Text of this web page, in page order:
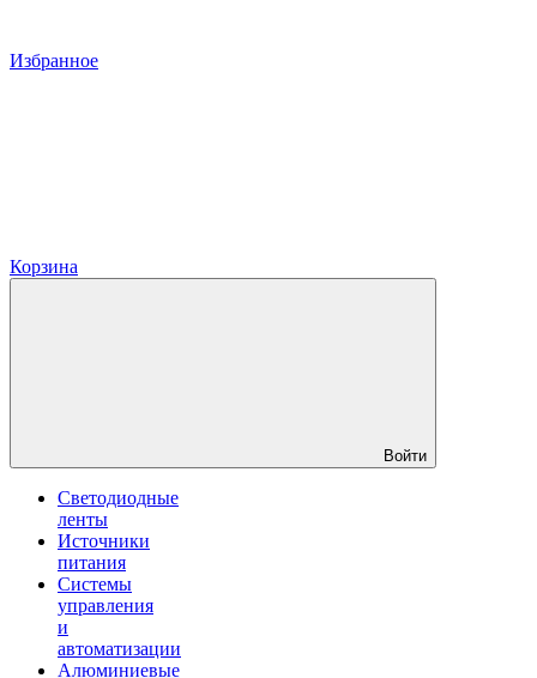
Избранное
Корзина
Войти
Светодиодные
ленты
Источники
питания
Системы
управления
и
автоматизации
Алюминиевые